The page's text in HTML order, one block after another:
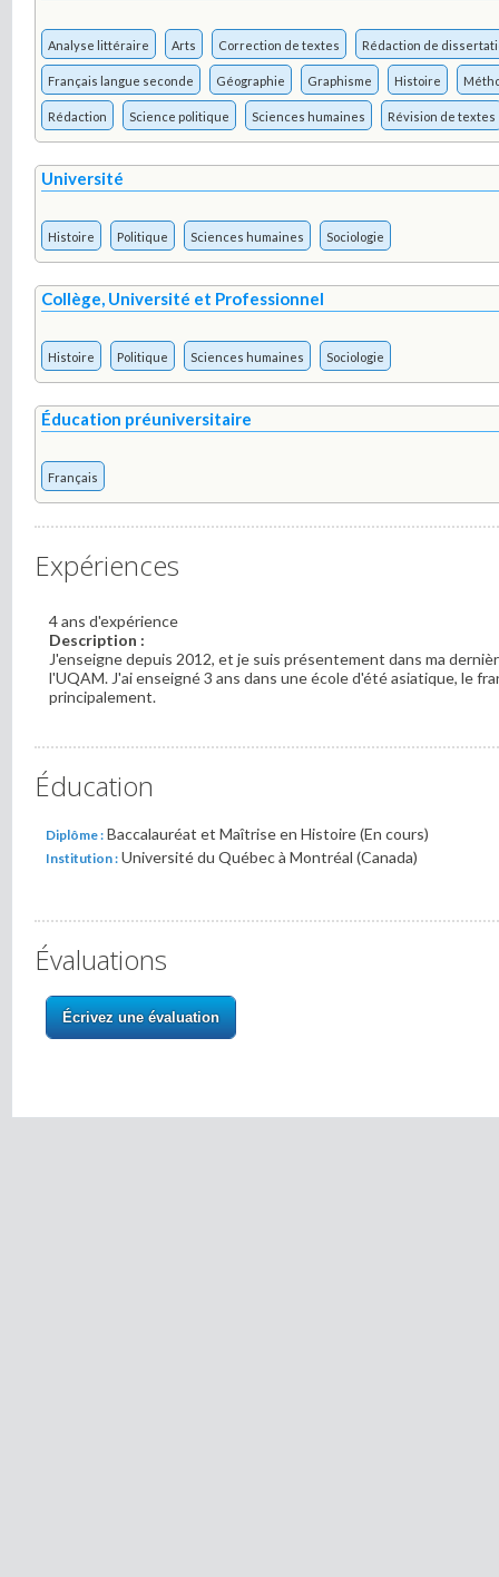
Analyse littéraire Arts Correction de textes Rédaction de
Français langue seconde Géographie Graphisme Histoire
Rédaction Science politique Sciences humaines Révision de textes
Université
Histoire Politique Sciences humaines Sociologie
Collège, Université et Professionnel
Histoire Politique Sciences humaines Sociologie
Éducation préuniversitaire
Français
Expériences
4 ans d'expérience
Description :
J'enseigne depuis 2012, et je suis présentement dans ma
l'UQAM. J'ai enseigné 3 ans dans une école d'été asiatique, le
principalement.
Éducation
Diplôme : Baccalauréat et Maîtrise en Histoire (En cours)
Institution : Université du Québec à Montréal (Canada)
Évaluations
Écrivez une évaluation